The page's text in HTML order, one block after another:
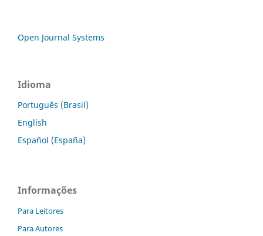
Open Journal Systems
Idioma
Português (Brasil)
English
Español (España)
Informações
Para Leitores
Para Autores